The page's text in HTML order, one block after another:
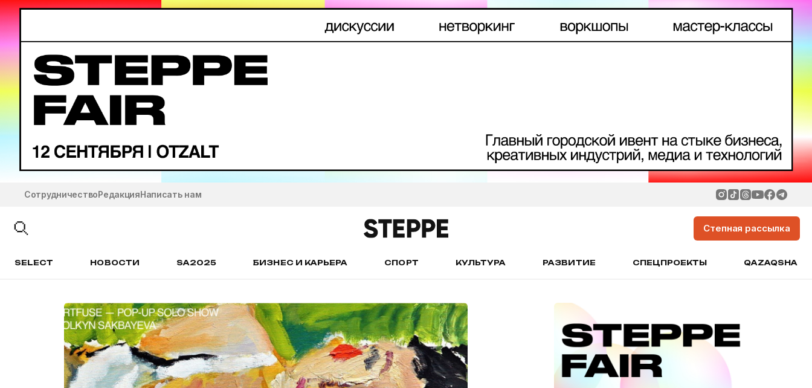
СотрудничествоРедакцияНаписать нам
Степная рассылка
SELECT НОВОСТИ SA2025 БИЗНЕС И КАРЬЕРА СПОРТ КУЛЬТУРА РАЗВИТИЕ СПЕЦПРОЕКТЫ QAZAQSHA